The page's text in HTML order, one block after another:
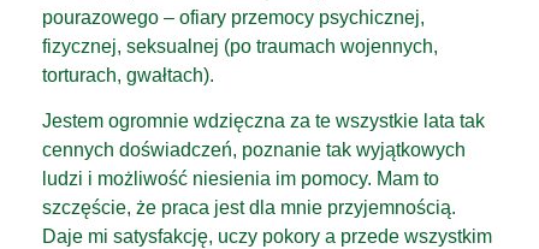
pourazowego – ofiary przemocy psychicznej,
fizycznej, seksualnej (po traumach wojennych,
torturach, gwałtach).
Jestem ogromnie wdzięczna za te wszystkie lata tak
cennych doświadczeń, poznanie tak wyjątkowych
ludzi i możliwość niesienia im pomocy. Mam to
szczęście, że praca jest dla mnie przyjemnością.
Daje mi satysfakcję, uczy pokory a przede wszystkim